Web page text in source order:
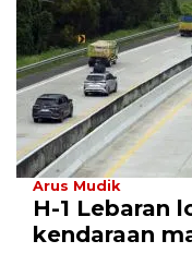
Arus Mudik
H-1 Lebaran
kendaraan